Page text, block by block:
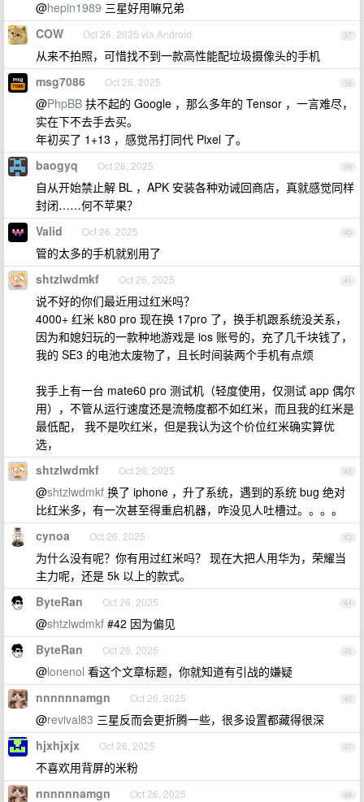
@hepin1989 三星好用嘛兄弟
37
COW Oct 26, 2025 via Android
从来不拍照，可惜找不到一款高性能配垃圾摄像头的手机
38
msg7086 Oct 26, 2025
@PhpBB 扶不起的 Google ，那么多年的 Tensor ，一言难尽，
实在下不去手去买。
年初买了 1+13 ，感觉吊打同代 Pixel 了。
39
baogyq Oct 26, 2025
自从开始禁止解 BL ，APK 安装各种劝诫回商店，真就感觉同样
封闭……何不苹果？
40
Valid Oct 26, 2025
管的太多的手机就别用了
41
shtzlwdmkf Oct 26, 2025
说不好的你们最近用过红米吗？
4000+ 红米 k80 pro 现在换 17pro 了，换手机跟系统没关系，
因为和媳妇玩的一款种地游戏是 ios 账号的，充了几千块钱了，
我的 SE3 的电池太废物了，且长时间装两个手机有点烦
我手上有一台 mate60 pro 测试机（轻度使用，仅测试 app 偶尔
用），不管从运行速度还是流畅度都不如红米，而且我的红米是
最低配， 我不是吹红米，但是我认为这个价位红米确实算优
选，
42
shtzlwdmkf Oct 26, 2025
@shtzlwdmkf 换了 iphone ，升了系统，遇到的系统 bug 绝对
比红米多，有一次甚至得重启机器，咋没见人吐槽过。。。。
43
cynoa Oct 26, 2025
为什么没有呢？你有用过红米吗？ 现在大把人用华为，荣耀当
主力呢，还是 5k 以上的款式。
44
ByteRan Oct 26, 2025
@shtzlwdmkf #42 因为偏见
45
ByteRan Oct 26, 2025
@lonenol 看这个文章标题，你就知道有引战的嫌疑
46
nnnnnnamgn Oct 26, 2025
@revival83 三星反而会更折腾一些，很多设置都藏得很深
47
hjxhjxjx Oct 26, 2025
不喜欢用背屏的米粉
48
nnnnnnamgn Oct 26, 2025